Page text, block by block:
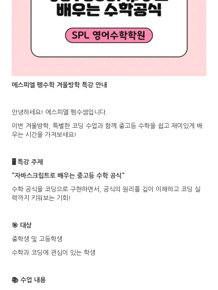
에스피엘 펭수학 겨울방학 특강 안내
안녕하세요! 에스피엘 펭수샘입니다.
이번 겨울방학, 특별한 코딩 수업과 함께 중고등 수학을 쉽고 재미있게 배
우는 시간을 가져보세요!
🖥️ 특강 주제
"자바스크립트로 배우는 중고등 수학 공식"
수학 공식을 코딩으로 구현하면서, 공식의 원리를 깊이 이해하고 코딩 실
력까지 키워보는 기회!
🎯 대상
중학생 및 고등학생
수학과 코딩에 관심이 있는 학생
📚 수업 내용